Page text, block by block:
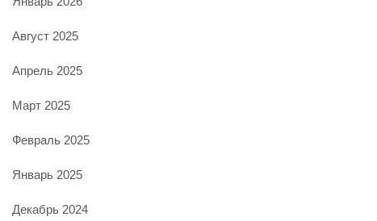
Август 2025
Апрель 2025
Март 2025
Февраль 2025
Январь 2025
Декабрь 2024